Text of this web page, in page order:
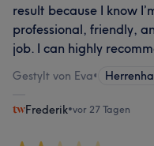
result because I know
professional, friendly,
job. I can highly
Gestylt von Eva•
Frederik•vor 27 Tagen